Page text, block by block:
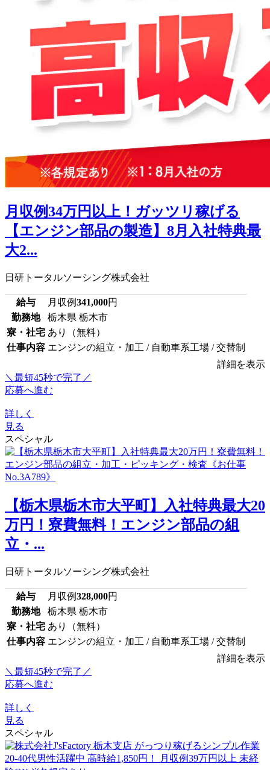
月収例34万円以上！ガッツリ稼げる
【エンジン部品の製造】8月入社特典最
大2...
日研トータルソーシング株式会社
給与 月収例341,000円
勤務地
栃木県 栃木市
寮・社宅 あり（無料）
仕事内容 エンジンの組立・加工 / 自動車系工場 / 交替制
詳細を表示
＼最短45秒で完了／
応募へ進む
詳しく
見る
スペシャル
【栃木県栃木市大平町】入社特典最大20
万円！寮費無料！エンジン部品の組
立・...
日研トータルソーシング株式会社
給与 月収例328,000円
勤務地
栃木県 栃木市
寮・社宅 あり（無料）
仕事内容 エンジンの組立・加工 / 自動車系工場 / 交替制
詳細を表示
＼最短45秒で完了／
応募へ進む
詳しく
見る
スペシャル